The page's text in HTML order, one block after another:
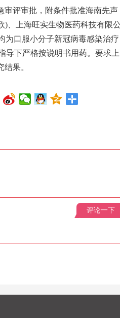
评审批，附条件批准海南先声
)、上海旺实生物医药科技有限
为口服小分子新冠病毒感染治疗
导下严格按说明书用药。要求上
果。
评论一下